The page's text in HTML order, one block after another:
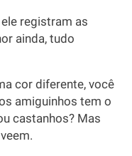
registram as
ainda, tudo
cor diferente, você
amiguinhos tem o
castanhos? Mas